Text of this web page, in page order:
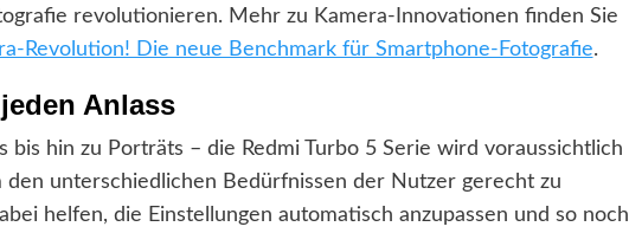
revolutionieren. Mehr zu Kamera-Innovationen finden Sie
Revolution! Die neue Benchmark für Smartphone-Fotografie.
Anlass
hin zu Porträts – die Redmi Turbo 5 Serie wird voraussichtlich
unterschiedlichen Bedürfnissen der Nutzer gerecht zu
helfen, die Einstellungen automatisch anzupassen und so noch